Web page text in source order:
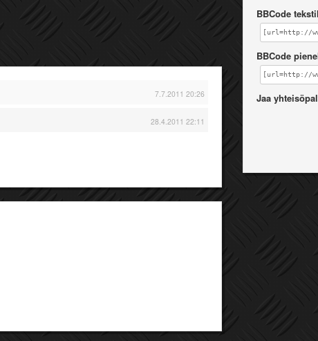
7.7.2011 20:26
28.4.2011 22:11
BBCode
[url=http://
BBCode
[url=http://
Jaa